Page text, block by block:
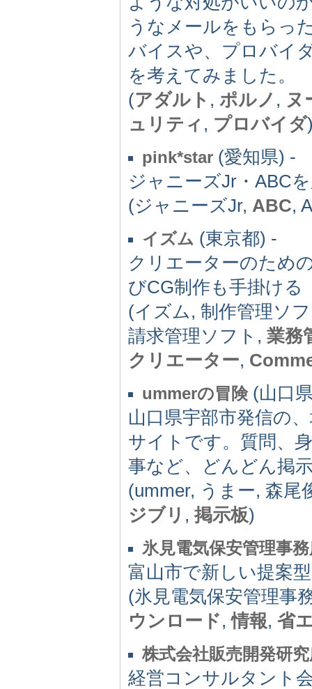
うなメールをもらっ
バイスや、プロバイ
を考えてみました。
(アダルト , ポルノ , ヌ
ュリティ , プロバイダ
pink*star (愛知県) -
ジャニーズJr・ABC
(ジャニーズJr, ABC,
イズム (東京都) -
クリエーターのため
びCG制作も手掛ける
(イズム, 制作管理ソ
請求管理ソフト, 業務
クリエーター,
ummerの冒険(山口
山口県宇部市発信の
サイトです。質問、
事など、どんどん掲
(ummer, うまー, 森尾
ジブリ , 掲示板)
氷見電気保安管理事
富山市で新しい提案
(氷見電気保安管理事
ウンロード,情報, 省
株式会社販売開発研
経営コンサルタント